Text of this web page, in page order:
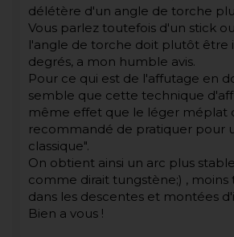
délétère d'un angle de torche
Vous parlez toutefois d'un stick
l'angle de torche doit plutôt être
degrés, a mon humble avis.
Pour ce qui est de l'affutage en
semble que cette technique
même effet que le léger méplat
recommandé de pratiquer pour
classique".
On obtient ainsi un arc plus
comme dirait tungstène;) ,
dans les descentes et montées
Bien a vous !